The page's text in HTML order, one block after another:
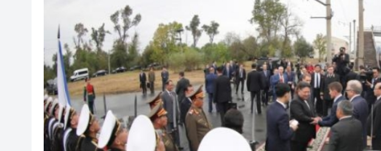
梁振英率港區全國政協委員考察團來瓊考察
2025年海南儋州以舊換新帶動消費約18億元
山東26戶省屬國企去年合計營收2.58萬億 利潤總額近
瀋陽鐵西校園閱讀活動解鎖閱讀新玩法